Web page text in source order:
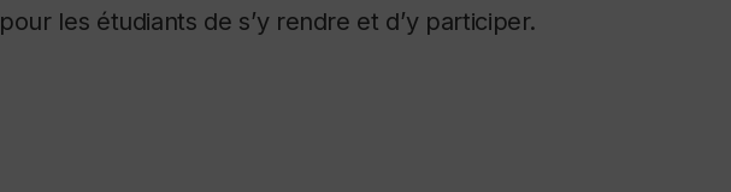
pour les étudiants de s’y rendre et d’y participer.